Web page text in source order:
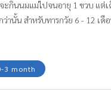
ะกินนมแม่ไปจนอายุ 1 ขวบ แต่
ว่านั้น สำหรับทารกวัย 6 - 12 เดื
3 month